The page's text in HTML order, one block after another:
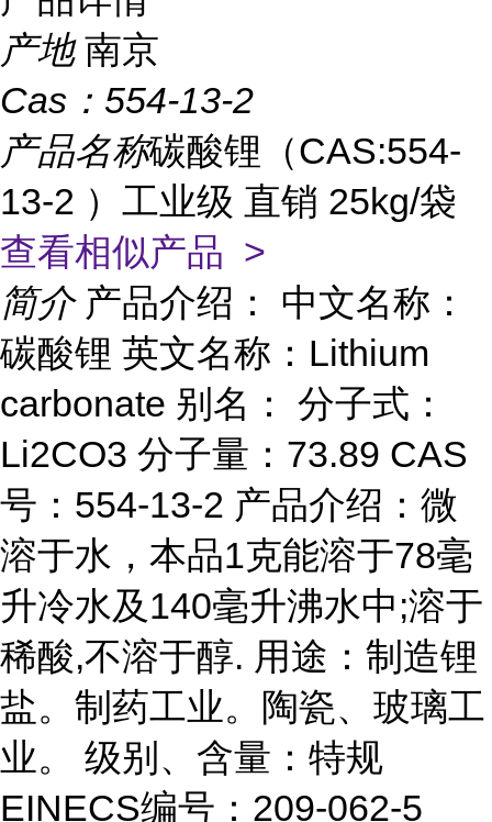
产地 南京
Cas： 554-13-2
产品名称碳酸锂（CAS:554-
13-2 ）工业级 直销 25kg/袋
查看相似产品 >
简介 产品介绍： 中文名称：
碳酸锂 英文名称：Lithium
carbonate 别名： 分子式：
Li2CO3 分子量：73.89 CAS
号：554-13-2 产品介绍：微
溶于水，本品1克能溶于78毫
升冷水及140毫升沸水中;溶于
稀酸,不溶于醇. 用途：制造锂
盐。制药工业。陶瓷、玻璃工
业。 级别、含量：特规
EINECS编号：209-062-5